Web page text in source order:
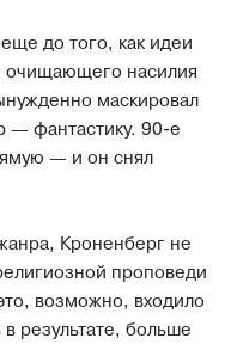
до того, как идеи
очищающего насилия
маскировал
— фантастику. 90-е
— и он снял
Кроненберг не
проповеди
возможно, входило
результате, больше